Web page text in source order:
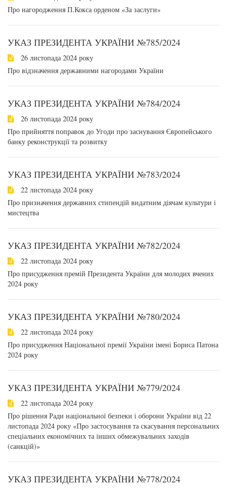
Про нагородження П.Кокса орденом «За заслуги»
УКАЗ ПРЕЗИДЕНТА УКРАЇНИ №785/2024
26 листопада 2024 року
Про відзначення державними нагородами України
УКАЗ ПРЕЗИДЕНТА УКРАЇНИ №784/2024
26 листопада 2024 року
Про прийняття поправок до Угоди про заснування Європейського
банку реконструкції та розвитку
УКАЗ ПРЕЗИДЕНТА УКРАЇНИ №783/2024
22 листопада 2024 року
Про призначення державних стипендій видатним діячам культури і
мистецтва
УКАЗ ПРЕЗИДЕНТА УКРАЇНИ №782/2024
22 листопада 2024 року
Про присудження премій Президента України для молодих вчених
2024 року
УКАЗ ПРЕЗИДЕНТА УКРАЇНИ №780/2024
22 листопада 2024 року
Про присудження Національної премії України імені Бориса Патона
2024 року
УКАЗ ПРЕЗИДЕНТА УКРАЇНИ №779/2024
22 листопада 2024 року
Про рішення Ради національної безпеки і оборони України від 22
листопада 2024 року «Про застосування та скасування персональних
спеціальних економічних та інших обмежувальних заходів
(санкцій)»
УКАЗ ПРЕЗИДЕНТА УКРАЇНИ №778/2024